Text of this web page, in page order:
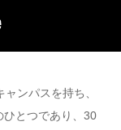
ンパスを持ち、
ひとつであり、30